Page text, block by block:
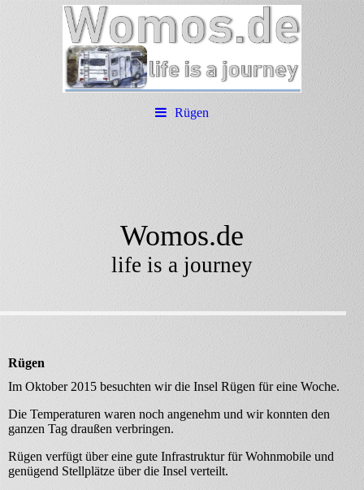
Rügen
Womos.de
life is a journey
Rügen
Im Oktober 2015 besuchten wir die Insel Rügen für eine Woche.
Die Temperaturen waren noch angenehm und wir konnten den
ganzen Tag draußen verbringen.
Rügen verfügt über eine gute Infrastruktur für Wohnmobile und
genügend Stellplätze über die Insel verteilt.